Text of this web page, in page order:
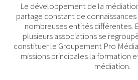
Le développement de la
partage constant de
nombreuses entités différentes.
plusieurs associations se
constituer le Groupement Pro
missions principales la formation
médiation.